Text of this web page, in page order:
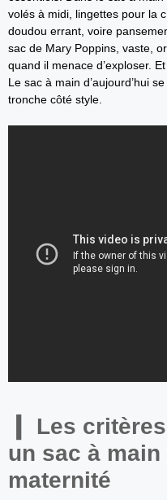
volés à midi, lingettes pour la
doudou errant, voire
sac de Mary Poppins, vaste,
quand il menace d’exploser.
Le sac à main d’aujourd’hui
tronche côté style.
Les
un sac à
maternité